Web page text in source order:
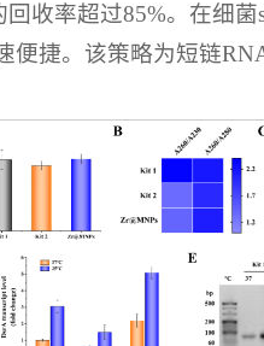
收率超过85%。在细
捷。该策略为短链